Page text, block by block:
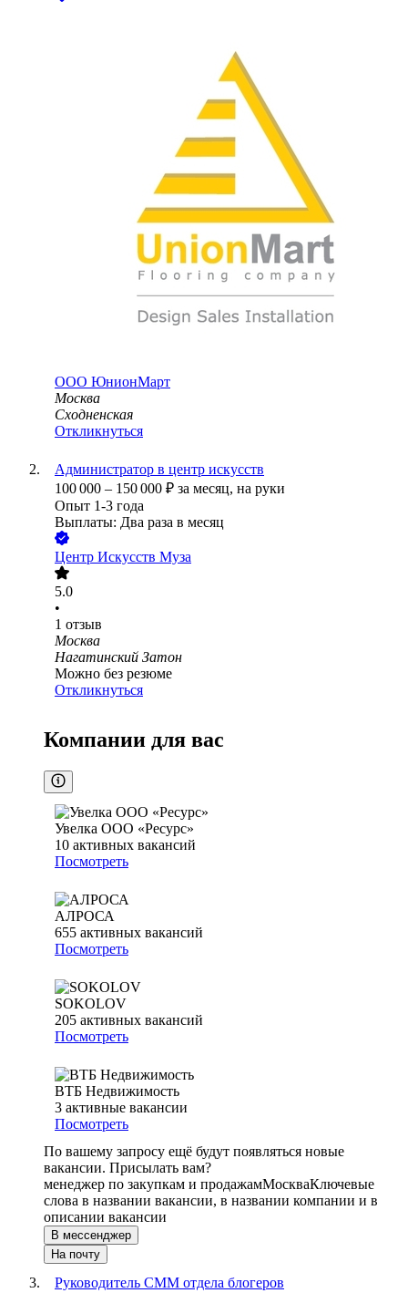
ООО ЮнионМарт
Москва
Сходненская
Откликнуться
Администратор в центр искусств
100 000 – 150 000 ₽ за месяц, на руки
Опыт 1-3 года
Выплаты: Два раза в месяц
Центр Искусств Муза
5.0
•
1 отзыв
Москва
Нагатинский Затон
Можно без резюме
Откликнуться
Компании для вас
Увелка ООО «Ресурс»
10 активных вакансий
Посмотреть
АЛРОСА
655 активных вакансий
Посмотреть
SOKOLOV
205 активных вакансий
Посмотреть
ВТБ Недвижимость
3 активные вакансии
Посмотреть
По вашему запросу ещё будут появляться новые
вакансии. Присылать вам?
менеджер по закупкам и продажамМоскваКлючевые
слова в названии вакансии, в названии компании и в
описании вакансии
В мессенджер
На почту
Руководитель СММ отдела блогеров